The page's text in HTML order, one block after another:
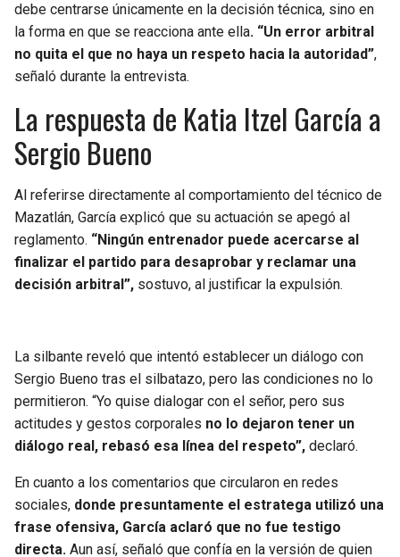
debe centrarse únicamente en la decisión técnica, sino en
la forma en que se reacciona ante ella. “Un error arbitral
no quita el que no haya un respeto hacia la autoridad”,
señaló durante la entrevista.
La respuesta de Katia Itzel García a
Sergio Bueno
Al referirse directamente al comportamiento del técnico de
Mazatlán, García explicó que su actuación se apegó al
reglamento. “Ningún entrenador puede acercarse al
finalizar el partido para desaprobar y reclamar una
decisión arbitral”, sostuvo, al justificar la expulsión.
La silbante reveló que intentó establecer un diálogo con
Sergio Bueno tras el silbatazo, pero las condiciones no lo
permitieron. “Yo quise dialogar con el señor, pero sus
actitudes y gestos corporales no lo dejaron tener un
diálogo real, rebasó esa línea del respeto”, declaró.
En cuanto a los comentarios que circularon en redes
sociales, donde presuntamente el estratega utilizó una
frase ofensiva, García aclaró que no fue testigo
directa. Aun así, señaló que confía en la versión de quien